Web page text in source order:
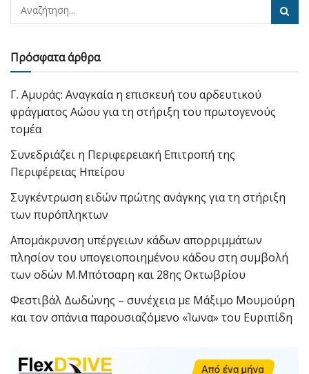
Πρόσφατα άρθρα
Γ. Αμυράς: Αναγκαία η επισκευή του αρδευτικού
φράγματος Αώου για τη στήριξη του πρωτογενούς
τομέα
Συνεδριάζει η Περιφερειακή Επιτροπή της
Περιφέρειας Ηπείρου
Συγκέντρωση ειδών πρώτης ανάγκης για τη στήριξη
των πυρόπληκτων
Απομάκρυνση υπέργειων κάδων απορριμμάτων
πλησίον του υπογειοποιημένου κάδου στη συμβολή
των οδών Μ.Μπότσαρη και 28ης Οκτωβρίου
Φεστιβάλ Δωδώνης – συνέχεια με Μάξιμο Μουμούρη
και τον σπάνια παρουσιαζόμενο «Ίωνα» του Ευριπίδη